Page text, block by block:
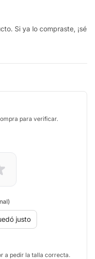
Si ya lo compraste, ¡sé
para verificar.
justo
a pedir la talla correcta.